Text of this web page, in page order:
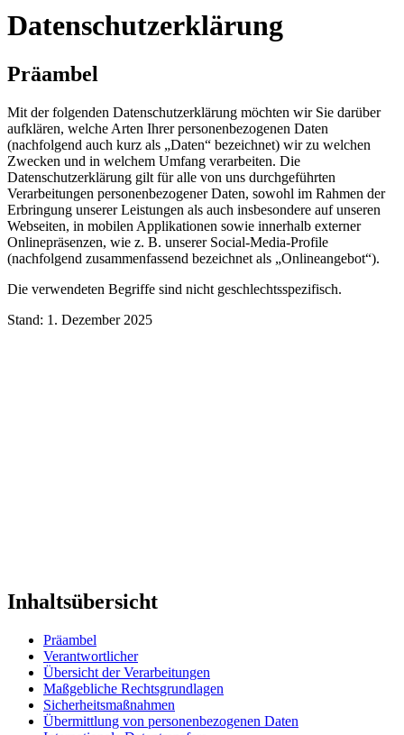
Datenschutzerklärung
Präambel
Mit der folgenden Datenschutzerklärung möchten wir Sie darüber
aufklären, welche Arten Ihrer personenbezogenen Daten
(nachfolgend auch kurz als „Daten“ bezeichnet) wir zu welchen
Zwecken und in welchem Umfang verarbeiten. Die
Datenschutzerklärung gilt für alle von uns durchgeführten
Verarbeitungen personenbezogener Daten, sowohl im Rahmen der
Erbringung unserer Leistungen als auch insbesondere auf unseren
Webseiten, in mobilen Applikationen sowie innerhalb externer
Onlinepräsenzen, wie z. B. unserer Social-Media-Profile
(nachfolgend zusammenfassend bezeichnet als „Onlineangebot“).
Die verwendeten Begriffe sind nicht geschlechtsspezifisch.
Stand: 1. Dezember 2025
Inhaltsübersicht
Präambel
Verantwortlicher
Übersicht der Verarbeitungen
Maßgebliche Rechtsgrundlagen
Sicherheitsmaßnahmen
Übermittlung von personenbezogenen Daten